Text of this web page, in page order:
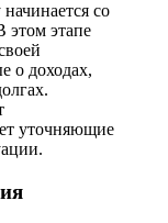
со
этом этапе
о доходах,
уточняющие